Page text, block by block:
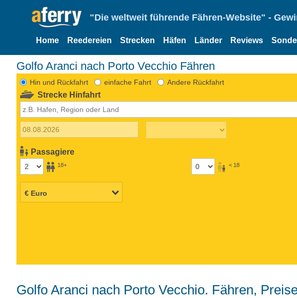
"Die weltweit führende Fähren-Website" -
Home Reedereien Strecken Häfen Länder Reviews
Golfo Aranci nach Porto Vecchio Fähren
Hin und Rückfahrt einfache Fahrt Andere Rückfahrt
Strecke Hinfahrt
Passagiere
18+ < 18
Golfo Aranci nach Porto Vecchio. Fähren, Preise und Abfahrtszeiten